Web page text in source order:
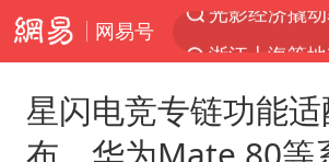
网易号
浙江上海等
金饰克价一
星闪电竞专链功能